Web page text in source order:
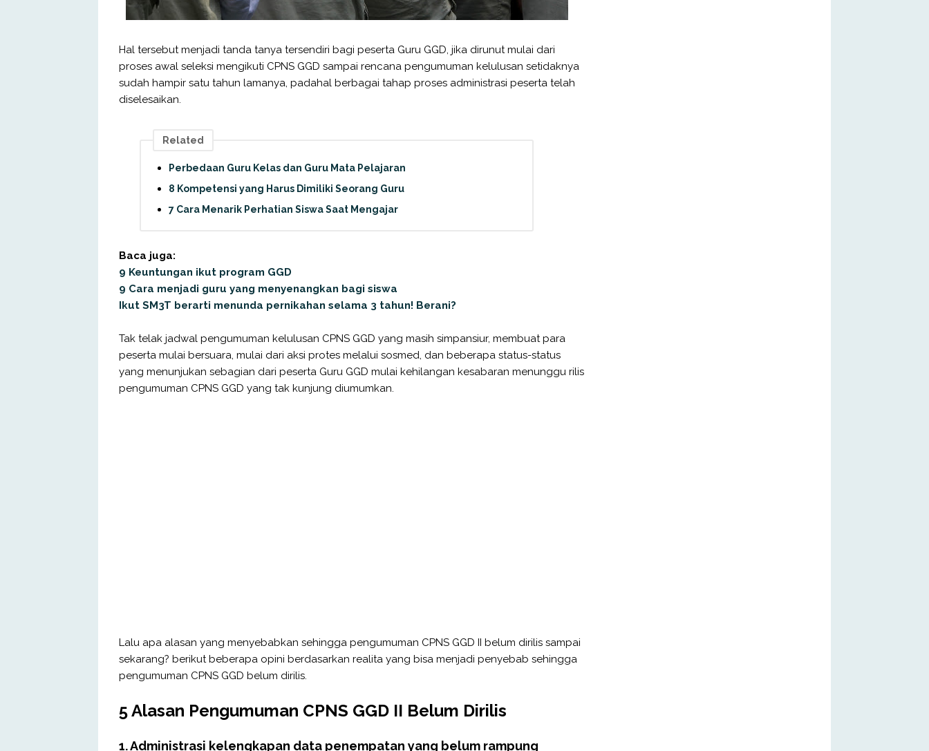
Hal tersebut menjadi tanda tanya tersendiri bagi peserta Guru GGD, jika dirunut mulai dari
proses awal seleksi mengikuti CPNS GGD sampai rencana pengumuman kelulusan setidaknya
sudah hampir satu tahun lamanya, padahal berbagai tahap proses administrasi peserta telah
diselesaikan.
Related
Perbedaan Guru Kelas dan Guru Mata Pelajaran
8 Kompetensi yang Harus Dimiliki Seorang Guru
7 Cara Menarik Perhatian Siswa Saat Mengajar
Baca juga:
9 Keuntungan ikut program GGD
9 Cara menjadi guru yang menyenangkan bagi siswa
Ikut SM3T berarti menunda pernikahan selama 3 tahun! Berani?
Tak telak jadwal pengumuman kelulusan CPNS GGD yang masih simpansiur, membuat para
peserta mulai bersuara, mulai dari aksi protes melalui sosmed, dan beberapa status-status
yang menunjukan sebagian dari peserta Guru GGD mulai kehilangan kesabaran menunggu rilis
pengumuman CPNS GGD yang tak kunjung diumumkan.
Lalu apa alasan yang menyebabkan sehingga pengumuman CPNS GGD II belum dirilis sampai
sekarang? berikut beberapa opini berdasarkan realita yang bisa menjadi penyebab sehingga
pengumuman CPNS GGD belum dirilis.
5 Alasan Pengumuman CPNS GGD II Belum Dirilis
1. Administrasi kelengkapan data penempatan yang belum rampung